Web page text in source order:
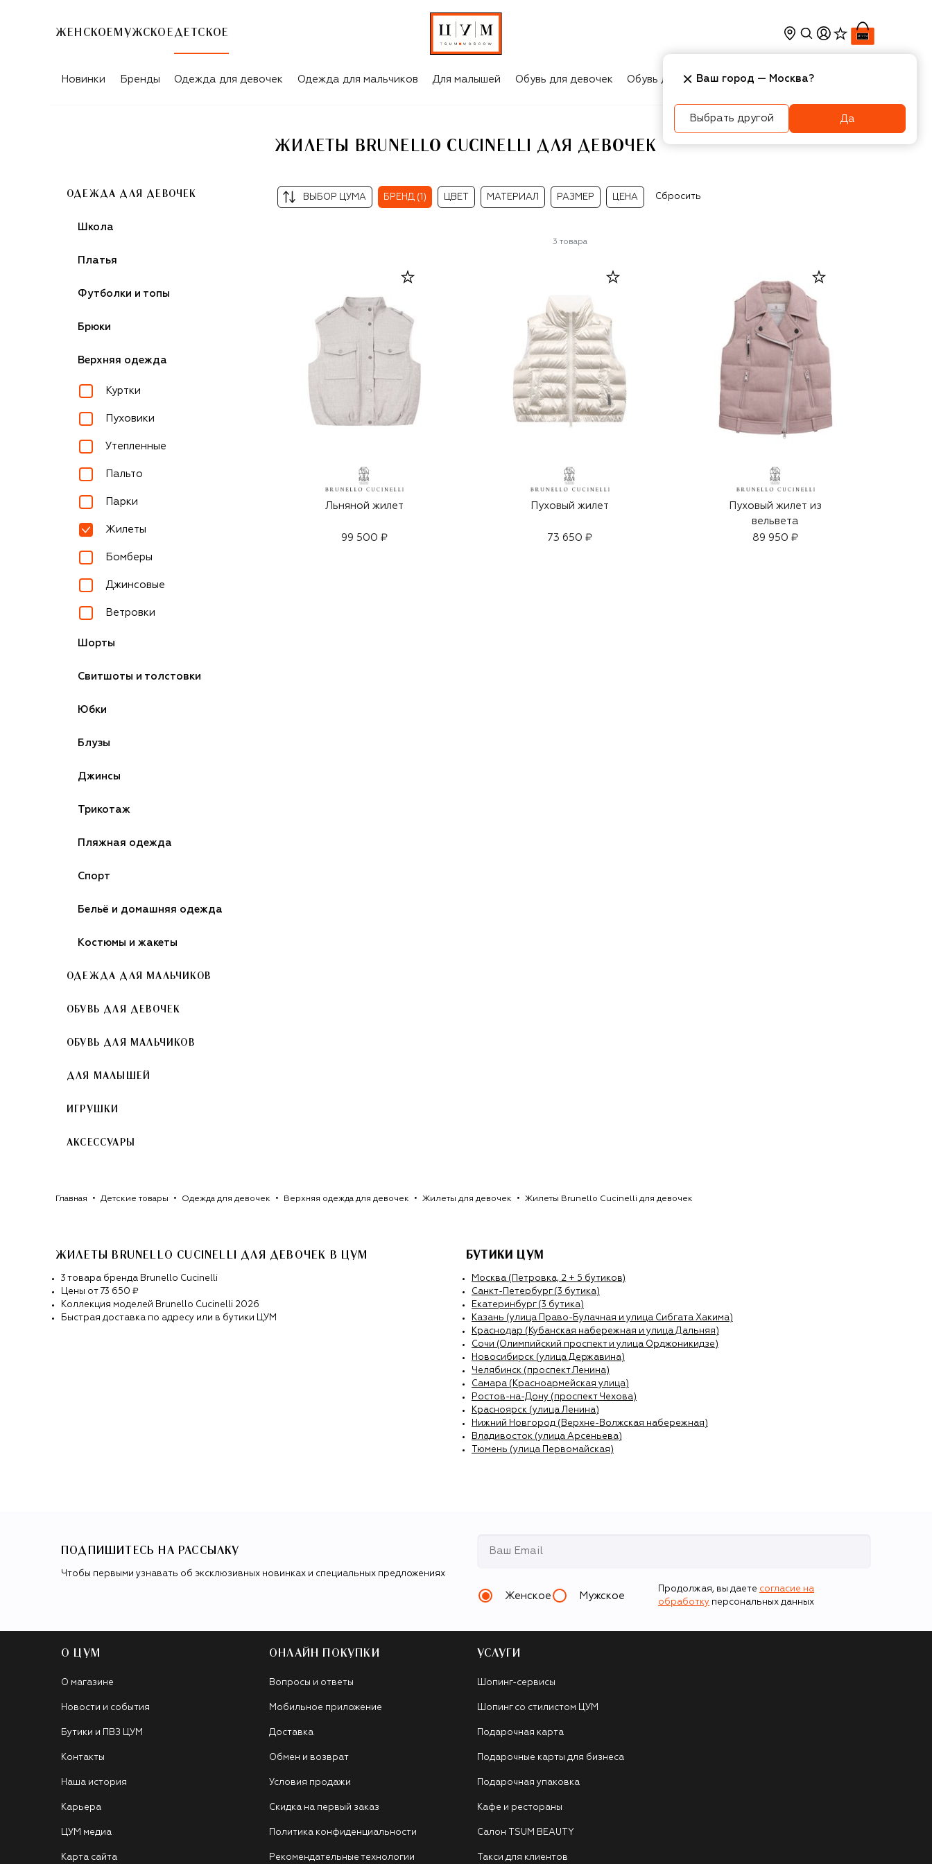
ЖЕНСКОЕ МУЖСКОЕ ДЕТСКОЕ
ЖИЛЕТЫ BRUNELLO CUCINELLI ДЛЯ ДЕВОЧЕК
Новинки Бренды Одежда для девочек Одежда для мальчиков Для малышей Обувь для девочек Обувь для мальчиков Игрушки Аксесcуары
ЖИЛЕТЫ BRUNELLO CUCINELLI ДЛЯ ДЕВОЧЕК
ОДЕЖДА ДЛЯ ДЕВОЧЕК
Школа
Платья
Футболки и топы
Брюки
Верхняя одежда
Куртки
Пуховики
Утепленные
Пальто
Парки
Жилеты
Бомберы
Джинсовые
Ветровки
Шорты
Свитшоты и толстовки
Юбки
Блузы
Джинсы
Трикотаж
Пляжная одежда
Спорт
Бельё и домашняя одежда
Костюмы и жакеты
ОДЕЖДА ДЛЯ МАЛЬЧИКОВ
ОБУВЬ ДЛЯ ДЕВОЧЕК
ОБУВЬ ДЛЯ МАЛЬЧИКОВ
ДЛЯ МАЛЫШЕЙ
ИГРУШКИ
АКСЕССУАРЫ
ВЫБОР ЦУМА БРЕНД (1) ЦВЕТ МАТЕРИАЛ РАЗМЕР ЦЕНА Сбросить
3 товара
Льняной жилет
99 500 ₽
Пуховый жилет
73 650 ₽
Пуховый жилет из
вельвета
89 950 ₽
Главная Детские товары Одежда для девочек Верхняя одежда для девочек Жилеты для девочек Жилеты Brunello Cucinelli для девочек
ЖИЛЕТЫ BRUNELLO CUCINELLI ДЛЯ ДЕВОЧЕК В ЦУМ
3 товара бренда Brunello Cucinelli
Цены от 73 650 ₽
Коллекция моделей Brunello Cucinelli 2026
Быстрая доставка по адресу или в бутики ЦУМ
БУТИКИ ЦУМ
Москва (Петровка, 2 + 5 бутиков)
Санкт-Петербург (3 бутика)
Екатеринбург (3 бутика)
Казань (улица Право-Булачная и улица Сибгата Хакима)
Краснодар (Кубанская набережная и улица Дальняя)
Сочи (Олимпийский проспект и улица Орджоникидзе)
Новосибирск (улица Державина)
Челябинск (проспект Ленина)
Самара (Красноармейская улица)
Ростов-на-Дону (проспект Чехова)
Красноярск (улица Ленина)
Нижний Новгород (Верхне-Волжская набережная)
Владивосток (улица Арсеньева)
Тюмень (улица Первомайская)
ПОДПИШИТЕСЬ НА РАССЫЛКУ
Чтобы первыми узнавать об эксклюзивных новинках и специальных предложениях
Женское Мужское
Продолжая, вы даете согласие на
обработку персональных данных
О ЦУМ
О магазине
Новости и события
Бутики и ПВЗ ЦУМ
Контакты
Наша история
Карьера
ЦУМ медиа
Карта сайта
ОНЛАЙН ПОКУПКИ
Вопросы и ответы
Мобильное приложение
Доставка
Обмен и возврат
Условия продажи
Скидка на первый заказ
Политика конфиденциальности
Рекомендательные технологии
УСЛУГИ
Шопинг-сервисы
Шопинг со стилистом ЦУМ
Подарочная карта
Подарочные карты для бизнеса
Подарочная упаковка
Кафе и рестораны
Салон TSUM BEAUTY
Такси для клиентов
Ваш город — Москва?
Выбрать другой Да